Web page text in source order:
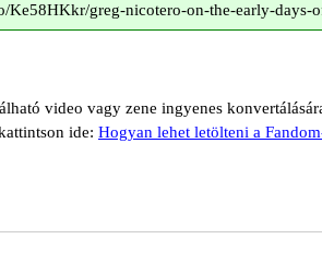
Ke58HKkr/greg-nicotero-on-the-early-days-
video vagy zene ingyenes
ide: Hogyan lehet letölteni a